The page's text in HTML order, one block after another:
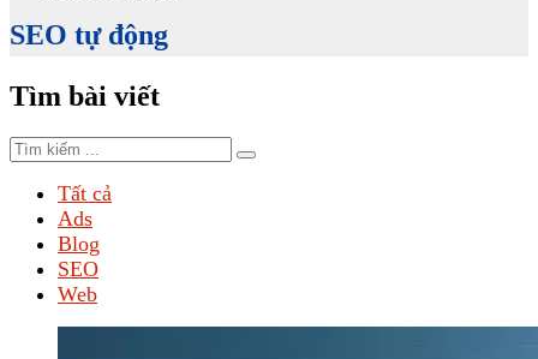
SEO tự động
Tìm bài viết
Tất cả
Ads
Blog
SEO
Web